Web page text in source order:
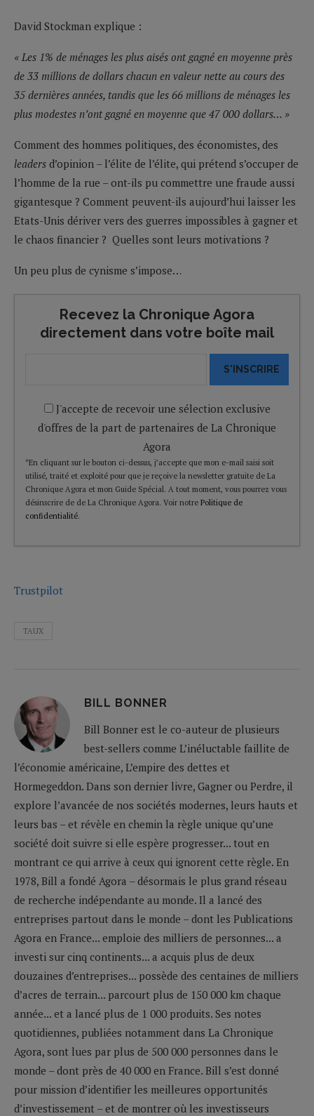
David Stockman explique :
« Les 1% de ménages les plus aisés ont gagné en moyenne près
de 33 millions de dollars chacun en valeur nette au cours des
35 dernières années, tandis que les 66 millions de ménages les
plus modestes n’ont gagné en moyenne que 47 000 dollars… »
Comment des hommes politiques, des économistes, des
leaders d’opinion – l’élite de l’élite, qui prétend s’occuper de
l’homme de la rue – ont-ils pu commettre une fraude aussi
gigantesque ? Comment peuvent-ils aujourd’hui laisser les
Etats-Unis dériver vers des guerres impossibles à gagner et
le chaos financier ? Quelles sont leurs motivations ?
Un peu plus de cynisme s’impose…
Recevez la Chronique Agora
directement dans votre boîte mail
S'INSCRIRE
J'accepte de recevoir une sélection exclusive
d'offres de la part de partenaires de La Chronique
Agora
*En cliquant sur le bouton ci-dessus, j’accepte que mon e-mail saisi soit
utilisé, traité et exploité pour que je reçoive la newsletter gratuite de La
Chronique Agora et mon Guide Spécial. A tout moment, vous pourrez vous
désinscrire de de La Chronique Agora. Voir notre Politique de
confidentialité.
Trustpilot
TAUX
BILL BONNER
Bill Bonner est le co-auteur de plusieurs
best-sellers comme L’inéluctable faillite de
l’économie américaine, L’empire des dettes et
Hormegeddon. Dans son dernier livre, Gagner ou Perdre, il
explore l’avancée de nos sociétés modernes, leurs hauts et
leurs bas – et révèle en chemin la règle unique qu’une
société doit suivre si elle espère progresser... tout en
montrant ce qui arrive à ceux qui ignorent cette règle. En
1978, Bill a fondé Agora – désormais le plus grand réseau
de recherche indépendante au monde. Il a lancé des
entreprises partout dans le monde – dont les Publications
Agora en France... emploie des milliers de personnes... a
investi sur cinq continents... a acquis plus de deux
douzaines d’entreprises... possède des centaines de milliers
d’acres de terrain... parcourt plus de 150 000 km chaque
année... et a lancé plus de 1 000 produits. Ses notes
quotidiennes, publiées notamment dans La Chronique
Agora, sont lues par plus de 500 000 personnes dans le
monde – dont près de 40 000 en France. Bill s’est donné
pour mission d’identifier les meilleures opportunités
d’investissement – et de montrer où les investisseurs